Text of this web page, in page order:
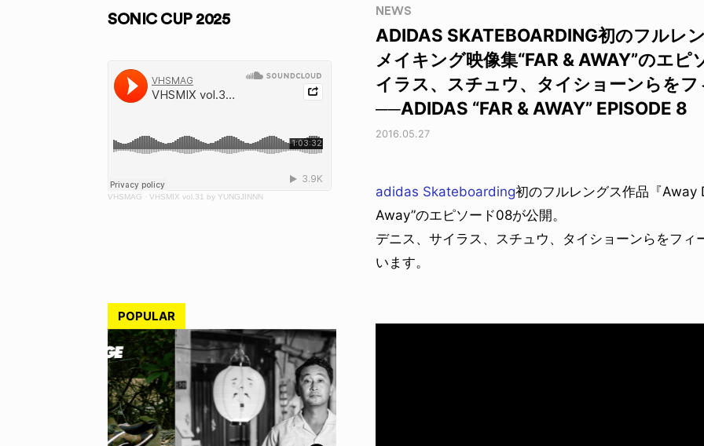
SONIC CUP 2025
VHSMAG · VHSMIX vol.31 by YUNGJINNN
POPULAR
NEWS
ADIDAS SKATEBOARDING初のフルレ
メイキング映像集“FAR & AWAY”のエ
イラス、スチュウ、タイショーンらを
──ADIDAS “FAR & AWAY” EPISODE 8
2016.05.27
adidas Skateboarding初のフルレングス作品『Away
Away”のエピソード08が公開。
デニス、サイラス、スチュウ、タイショーンらをフィ
います。